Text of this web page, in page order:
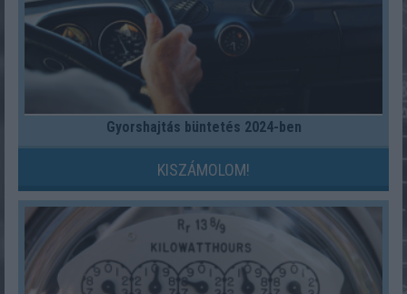
Gyorshajtás büntetés 2024-ben
KISZÁMOLOM!